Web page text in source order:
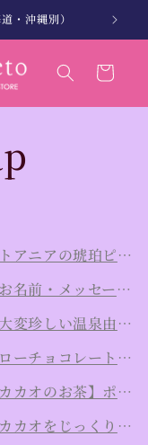
・沖縄別）
ー
（お名前備考欄へ
（お名前備考欄へ
（お名前備考欄へ
（お名前備考欄へ
（お名前備考欄へ
リフェノールの塊
アニアの琥珀ピア
お名前・メッセージ
大変珍しい温泉由
ローチョコレートの
カカオのお茶】ポリ
カカオをじっくり